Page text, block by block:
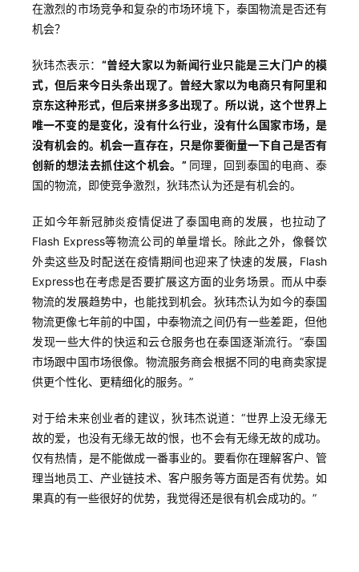
在激烈的市场竞争和复杂的市场环境下，泰国物流是否还有
机会？
狄玮杰表示： “曾经大家以为新闻行业只能是三大门户的模
式，但后来今日头条出现了。曾经大家以为电商只有阿里和
京东这种形式，但后来拼多多出现了。所以说，这个世界上
唯一不变的是变化，没有什么行业，没有什么国家市场，是
没有机会的。机会一直存在，只是你要衡量一下自己是否有
创新的想法去抓住这个机会。” 同理，回到泰国的电商、泰
国的物流，即使竞争激烈，狄玮杰认为还是有机会的。
正如今年新冠肺炎疫情促进了泰国电商的发展，也拉动了
Flash Express等物流公司的单量增长。除此之外，像餐饮
外卖这些及时配送在疫情期间也迎来了快速的发展，Flash
Express也在考虑是否要扩展这方面的业务场景。而从中泰
物流的发展趋势中，也能找到机会。狄玮杰认为如今的泰国
物流更像七年前的中国，中泰物流之间仍有一些差距，但他
发现一些大件的快运和云仓服务也在泰国逐渐流行。“泰国
市场跟中国市场很像。物流服务商会根据不同的电商卖家提
供更个性化、更精细化的服务。”
对于给未来创业者的建议，狄玮杰说道：“世界上没无缘无
故的爱，也没有无缘无故的恨，也不会有无缘无故的成功。
仅有热情，是不能做成一番事业的。要看你在理解客户、管
理当地员工、产业链技术、客户服务等方面是否有优势。如
果真的有一些很好的优势，我觉得还是很有机会成功的。”